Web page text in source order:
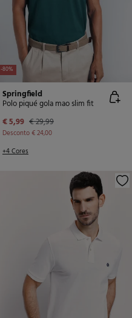
-80%
Springfield
Polo piqué gola mao slim fit
€ 5,99 € 29,99
Desconto€ 24,00
+4 Cores